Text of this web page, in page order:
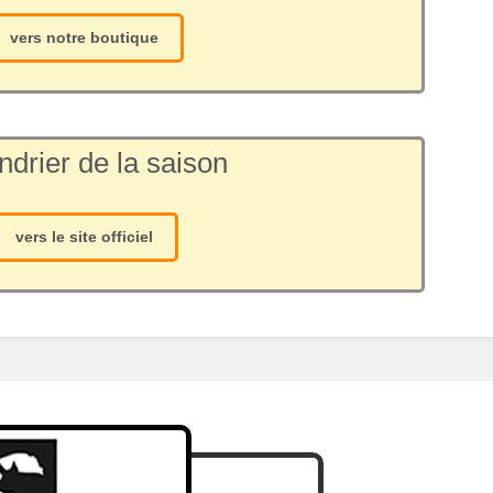
vers notre boutique
de la saison
vers le site officiel